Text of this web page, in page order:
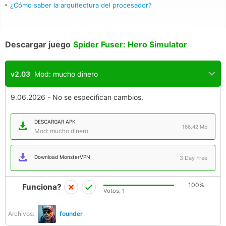
¿Cómo saber la arquitectura del procesador?
Descargar juego Spider Fuser: Hero Simulator
v2.03 Mod: mucho dinero
9.06.2026 - No se especifican cambios.
DESCARGAR APK
Mod: mucho dinero
166.42 Mb
Download MonsterVPN 3 Day Free
Archivos: founder
Funciona? 100%
Votos: 1